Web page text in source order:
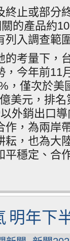
終止或部分
的產品約
列入調查範
的考量下，
，今年前11
，僅次於美
美元，排
外銷出口
，為兩岸
耘，也為大
平穩定、合
明年下